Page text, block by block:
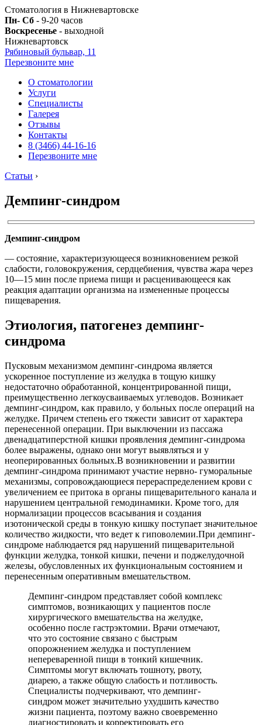
Стоматология в Нижневартовске
Пн- Сб - 9-20 часов
Воскресенье - выходной
Нижневартовск
Рябиновый бульвар, 11
Перезвоните мне
О стоматологии
Услуги
Специалисты
Галерея
Отзывы
Контакты
8 (3466) 44-16-16
Перезвоните мне
Статьи ›
Демпинг-синдром
Демпинг-синдром
— состояние, характеризующееся возникновением резкой
слабости, головокружения, сердцебиения, чувства жара через
10—15 мин после приема пищи и расценивающееся как
реакция адаптации организма на измененные процессы
пищеварения.
Этиология, патогенез демпинг-
синдрома
Пусковым механизмом демпинг-синдрома является
ускоренное поступление из желудка в тощую кишку
недостаточно обработанной, концентрированной пищи,
преимущественно легкоусваиваемых углеводов. Возникает
демпинг-синдром, как правило, у больных после операций на
желудке. Причем степень его тяжести зависит от характера
перенесенной операции. При выключении из пассажа
двенадцатиперстной кишки проявления демпинг-синдрома
более выражены, однако они могут выявляться и у
неоперированных больных.В возникновении и развитии
демпинг-синдрома принимают участие нервно- гуморальные
механизмы, сопровождающиеся перераспределением крови с
увеличением ее притока в органы пищеварительного канала и
нарушением центральной гемодинамики. Кроме того, для
нормализации процессов всасывания и создания
изотонической среды в тонкую кишку поступает значительное
количество жидкости, что ведет к гиповолемии.При демпинг-
синдроме наблюдается ряд нарушений пищеварительной
функции желудка, тонкой кишки, печени и поджелудочной
железы, обусловленных их функциональным состоянием и
перенесенным оперативным вмешательством.
Демпинг-синдром представляет собой комплекс
симптомов, возникающих у пациентов после
хирургического вмешательства на желудке,
особенно после гастрэктомии. Врачи отмечают,
что это состояние связано с быстрым
опорожнением желудка и поступлением
непереваренной пищи в тонкий кишечник.
Симптомы могут включать тошноту, рвоту,
диарею, а также общую слабость и потливость.
Специалисты подчеркивают, что демпинг-
синдром может значительно ухудшить качество
жизни пациента, поэтому важно своевременно
диагностировать и корректировать его